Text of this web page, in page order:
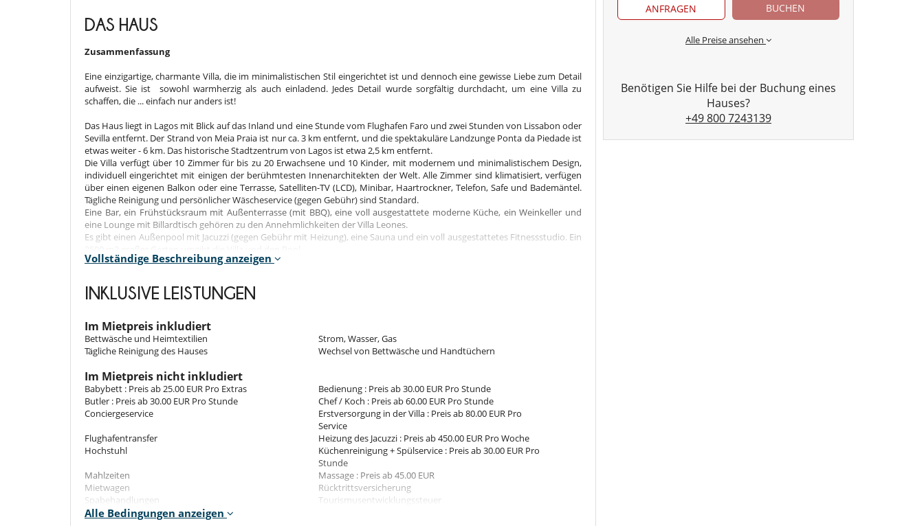
DAS HAUS
Zusammenfassung
Eine einzigartige, charmante Villa, die im minimalistischen Stil eingerichtet ist und dennoch eine gewisse Liebe zum Detail
aufweist. Sie ist sowohl warmherzig als auch einladend. Jedes Detail wurde sorgfältig durchdacht, um eine Villa zu
schaffen, die ... einfach nur anders ist!
Das Haus liegt in Lagos mit Blick auf das Inland und eine Stunde vom Flughafen Faro und zwei Stunden von Lissabon oder
Sevilla entfernt. Der Strand von Meia Praia ist nur ca. 3 km entfernt, und die spektakuläre Landzunge Ponta da Piedade ist
etwas weiter - 6 km. Das historische Stadtzentrum von Lagos ist etwa 2,5 km entfernt.
Die Villa verfügt über 10 Zimmer für bis zu 20 Erwachsene und 10 Kinder, mit modernem und minimalistischem Design,
individuell eingerichtet mit einigen der berühmtesten Innenarchitekten der Welt. Alle Zimmer sind klimatisiert, verfügen
über einen eigenen Balkon oder eine Terrasse, Satelliten-TV (LCD), Minibar, Haartrockner, Telefon, Safe und Bademäntel.
Tägliche Reinigung und persönlicher Wäscheservice (gegen Gebühr) sind Standard.
Eine Bar, ein Frühstücksraum mit Außenterrasse (mit BBQ), eine voll ausgestattete moderne Küche, ein Weinkeller und
eine Lounge mit Billardtisch gehören zu den Annehmlichkeiten der Villa Leones.
Es gibt einen Außenpool mit Jacuzzi (gegen Gebühr mit Heizung), eine Sauna und ein voll ausgestattetes Fitnessstudio. Ein
Schlafzimmer 1
28m2 groß plus Balkon.
Schlafzimmer 2
Twin-Bett, Bad mit Dusche / Badewanne und Haartrockner, LCD-TV, Minibar, Safe, Klimaanlage und 21m2 groß und
Balkon.
Schlafzimmer 3
Twin-Bett, Bad mit Dusche / Badewanne und Haartrockner, LCD-TV, Minibar, Safe, Klimaanlage und 21m2 groß und
Schlafzimmer 4
Twin-Bett, Bad mit Dusche / Badewanne und Haartrockner, LCD-TV, Minibar, Safe, Klimaanlage und 21 m2 groß und
Balkon.
Schlafzimmer 5
King-Size-Bett, Bad mit Dusche / Badewanne und Haartrockner, LCD-TV, Minibar, Safe, Klimaanlage und 18m2 groß sowie
Balkon.
Vollständige Beschreibung anzeigen
INKLUSIVE LEISTUNGEN
Im Mietpreis inkludiert
Bettwäsche und Heimtextilien
Strom, Wasser, Gas
Tägliche Reinigung des Hauses
Wechsel von Bettwäsche und Handtüchern
Im Mietpreis nicht inkludiert
Babybett : Preis ab 25.00 EUR Pro Extras
Bedienung : Preis ab 30.00 EUR Pro Stunde
Butler : Preis ab 30.00 EUR Pro Stunde
Chef / Koch : Preis ab 60.00 EUR Pro Stunde
Conciergeservice
Erstversorgung in der Villa : Preis ab 80.00 EUR Pro
Service
Flughafentransfer
Heizung des Jacuzzi : Preis ab 450.00 EUR Pro Woche
Hochstuhl
Küchenreinigung + Spülservice : Preis ab 30.00 EUR Pro
Stunde
Mahlzeiten
Massage : Preis ab 45.00 EUR
Mietwagen
Rücktrittsversicherung
Spabehandlungen
Tourismusentwicklungssteuer
Verpflegungskosten
Alle Bedingungen anzeigen
ANFRAGEN
BUCHEN
Alle Preise ansehen
Benötigen Sie Hilfe bei der Buchung eines
Hauses?
+49 800 7243139